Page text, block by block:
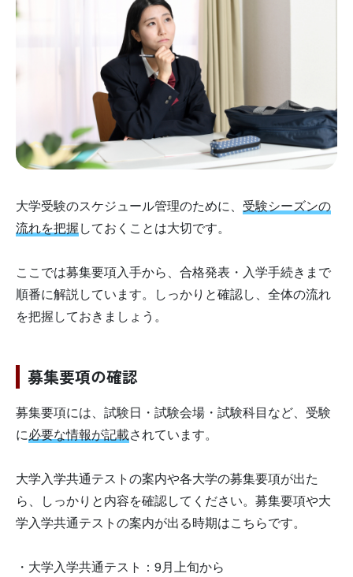
大学受験のスケジュール管理のために、 受験シーズンの
流れを把握しておくことは大切です。
ここでは募集要項入手から、合格発表・入学手続きまで
順番に解説しています。しっかりと確認し、全体の流れ
を把握しておきましょう。
募集要項の確認
募集要項には、試験日・試験会場・試験科目など、受験
に必要な情報が記載されています。
大学入学共通テストの案内や各大学の募集要項が出た
ら、しっかりと内容を確認してください。募集要項や大
学入学共通テストの案内が出る時期はこちらです。
・大学入学共通テスト：9月上旬から